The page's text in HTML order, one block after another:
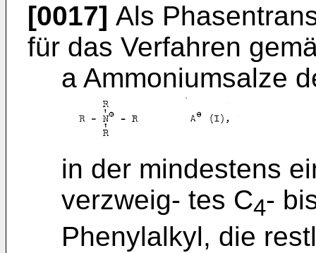
[0017] Als
für das Verfahren
a Ammoniumsalze
in der mindestens
verzweig- tes C4-
Phenylalkyl, die